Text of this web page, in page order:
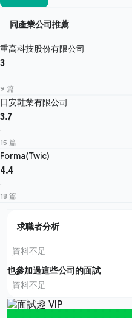
同產業公司推薦
重高科技股份有限公司
3
·
9 篇
日安鞋業有限公司
3.7
·
15 篇
Forma(Twic)
4.4
·
18 篇
求職者分析
資料不足
也參加過這些公司的面試
資料不足